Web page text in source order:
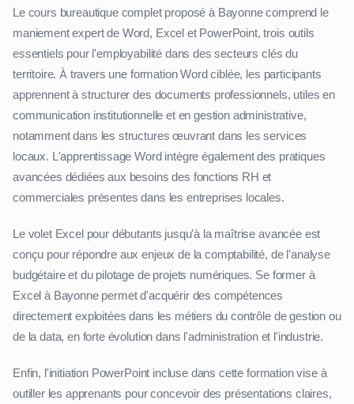
Le cours bureautique complet proposé à Bayonne comprend le
maniement expert de Word, Excel et PowerPoint, trois outils
essentiels pour l'employabilité dans des secteurs clés du
territoire. À travers une formation Word ciblée, les participants
apprennent à structurer des documents professionnels, utiles en
communication institutionnelle et en gestion administrative,
notamment dans les structures œuvrant dans les services
locaux. L'apprentissage Word intègre également des pratiques
avancées dédiées aux besoins des fonctions RH et
commerciales présentes dans les entreprises locales.
Le volet Excel pour débutants jusqu'à la maîtrise avancée est
conçu pour répondre aux enjeux de la comptabilité, de l'analyse
budgétaire et du pilotage de projets numériques. Se former à
Excel à Bayonne permet d'acquérir des compétences
directement exploitées dans les métiers du contrôle de gestion ou
de la data, en forte évolution dans l'administration et l'industrie.
Enfin, l'initiation PowerPoint incluse dans cette formation vise à
outiller les apprenants pour concevoir des présentations claires,